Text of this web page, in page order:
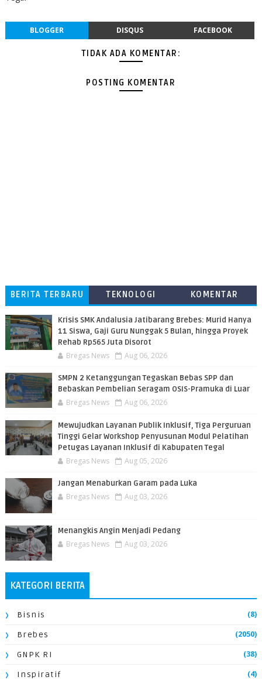
BLOGGER DISQUS FACEBOOK
TIDAK ADA KOMENTAR:
POSTING KOMENTAR
BERITA TERBARU TEKNOLOGI
KOMENTAR
Krisis SMK Andalusia Jatibarang Brebes: Murid Hanya
11 Siswa, Gaji Guru Nunggak 5 Bulan, hingga Proyek
Rehab Rp565 Juta Disorot
Bregas News Aug 06, 2026
SMPN 2 Ketanggungan Tegaskan Bebas SPP dan
Bebaskan Pembelian Seragam OSIS-Pramuka di Luar
Bregas News Aug 06, 2026
​Mewujudkan Layanan Publik Inklusif, Tiga Perguruan
Tinggi Gelar Workshop Penyusunan Modul Pelatihan
Petugas Layanan Inklusif di Kabupaten Tegal
Bregas News Aug 05, 2026
Jangan Menaburkan Garam pada Luka
Bregas News Aug 03, 2026
Menangkis Angin Menjadi Pedang
Bregas News Aug 03, 2026
KATEGORI BERITA
Bisnis (8)
Brebes (2050)
GNPK RI (38)
Inspiratif (4)